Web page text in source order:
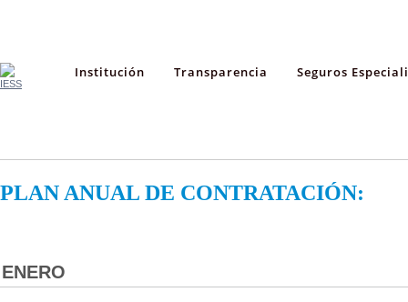
Institución Transparencia Seguros
PLAN ANUAL DE CONTRATACIÓN:
ENERO